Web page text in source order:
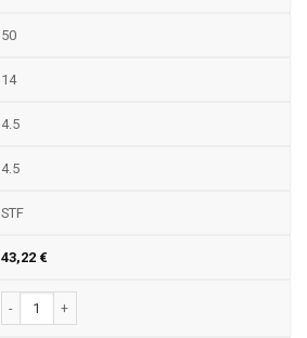
50
14
4.5
4.5
STF
43,22 €
produkto kiekis: 3431 PIRŠTINĖ FREZA